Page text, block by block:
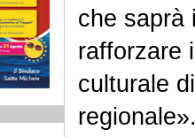
che saprà
rafforzare
culturale